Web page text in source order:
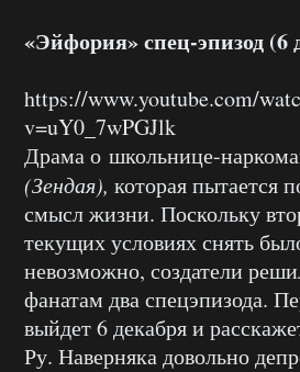
«Эйфория» спец-эпизод (6
https://www.youtube.com/
v=uY0_7wPGJlk
Драма о школьнице-
(Зендая), которая пытается
смысл жизни. Поскольку
текущих условиях снять
невозможно, создатели
фанатам два спецэпизода.
выйдет 6 декабря и
Ру. Наверняка довольно